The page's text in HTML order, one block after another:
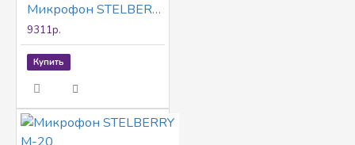
Микрофон STELBERRY M-1100HD
9311р.
Купить